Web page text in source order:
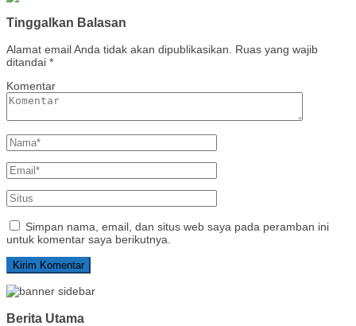
Tinggalkan Balasan
Alamat email Anda tidak akan dipublikasikan. Ruas yang wajib
ditandai *
Komentar
Simpan nama, email, dan situs web saya pada peramban ini
untuk komentar saya berikutnya.
Berita Utama